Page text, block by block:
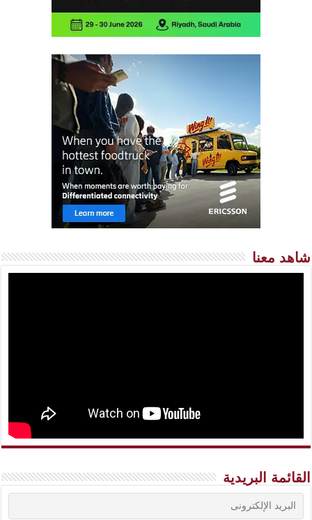
شاهد معنا
القائمة البريدية